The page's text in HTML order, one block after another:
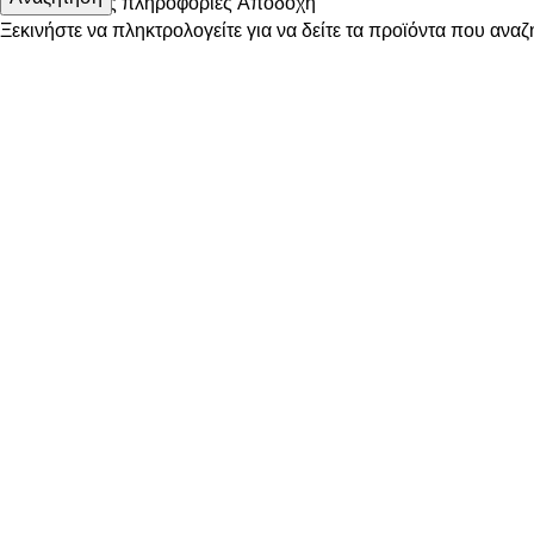
Ξεκινήστε να πληκτρολογείτε για να δείτε τα προϊόντα που